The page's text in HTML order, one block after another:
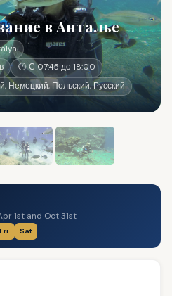
в Анталье
🕐 С 07:45 до 18:00
Немецкий, Польский, Русский
1st and Oct 31st
Fri Sat